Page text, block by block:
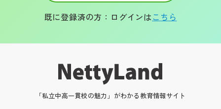
既に登録済の方：ログインはこちら
「私立中高一貫校の魅力」がわかる教育情報サイト